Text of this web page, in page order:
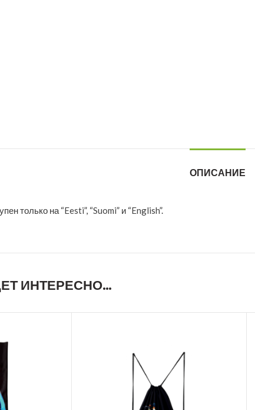
ОПИСАНИЕ
только на “Eesti”, “Suomi” и “English”.
ИНТЕРЕСНО…